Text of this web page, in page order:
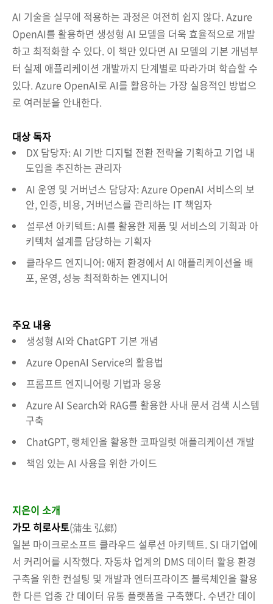
AI 기술을 실무에 적용하는 과정은 여전히 쉽지 않다. Azure
OpenAI를 활용하면 생성형 AI 모델을 더욱 효율적으로 개발
하고 최적화할 수 있다. 이 책만 있다면 AI 모델의 기본 개념부
터 실제 애플리케이션 개발까지 단계별로 따라가며 학습할 수
있다. Azure OpenAI로 AI를 활용하는 가장 실용적인 방법으
로 여러분을 안내한다.
대상 독자
DX 담당자: AI 기반 디지털 전환 전략을 기획하고 기업 내
도입을 추진하는 관리자
AI 운영 및 거버넌스 담당자: Azure OpenAI 서비스의 보
안, 인증, 비용, 거버넌스를 관리하는 IT 책임자
설루션 아키텍트: AI를 활용한 제품 및 서비스의 기획과 아
키텍처 설계를 담당하는 기획자
클라우드 엔지니어: 애저 환경에서 AI 애플리케이션을 배
포, 운영, 성능 최적화하는 엔지니어
주요 내용
생성형 AI와 ChatGPT 기본 개념
Azure OpenAI Service의 활용법
프롬프트 엔지니어링 기법과 응용
Azure AI Search와 RAG를 활용한 사내 문서 검색 시스템
구축
ChatGPT, 랭체인을 활용한 코파일럿 애플리케이션 개발
책임 있는 AI 사용을 위한 가이드
지은이 소개
가모 히로사토(蒲生 弘郷)
일본 마이크로소프트 클라우드 설루션 아키텍트. SI 대기업에
서 커리어를 시작했다. 자동차 업계의 DMS 데이터 활용 환경
구축을 위한 컨설팅 및 개발과 엔터프라이즈 블록체인을 활용
한 다른 업종 간 데이터 유통 플랫폼을 구축했다. 수년간 데이